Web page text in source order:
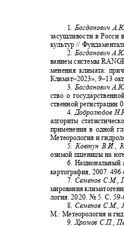
1.Богданович
засушливости в Росси
культур //
2.Богданович
ванием системы
менения климата:
Климат–2023», 9‒13
3. Богданович
ство о
ственной регистрации
4.Добролюбов
алгоритм
применения в одной
Метеорология и
5.Ковтун В.И.,
озимой пшеницы на
6. Национальный
картография, 2007. 496
7. Семенов С.М.,
мирования
логия. 2020. № 5. С. 59-
8.Семенов С.М.,
М.: Метеорология и
9.Хромов С.П.,